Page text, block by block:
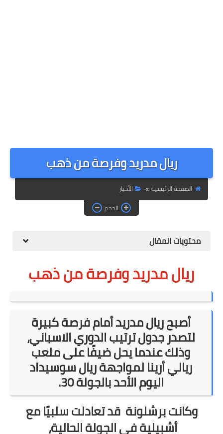
ريال مدريد وفرصة من ذهب
الصفحة الرئيسية
الأخبار
الحجم
محتويات المقال
ريال مدريد وفرصة من ذهب
أصبح ريال مدريد أمام فرصة كبيرة
لتصدر جدول ترتيب الدوري الاسباني،
وذلك عندما يحل ضيفًا على ملعب
ريالي أرينا لمواجهة ريال سوسيداد
اليوم الأحد بالجولة 30.
وكانت برشلونة قد تعادلت سلبيًا مع
أشبيلية في الجولة الحالية،